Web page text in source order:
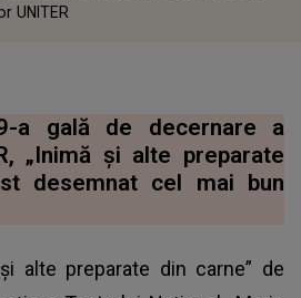
UNITER
a gală de decernare a
„Inimă şi alte preparate
desemnat cel mai bun
alte preparate din carne” de